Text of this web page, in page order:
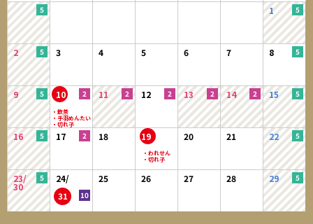
1
2 3 4 5 6 7 8
9 10 11 12 13 14 15
16 17 18 19 20 21 22
23/
30
24/
31
25 26 27 28 29